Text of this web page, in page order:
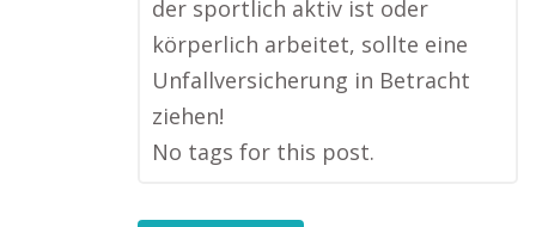
der sportlich aktiv ist oder
körperlich arbeitet, sollte eine
Unfallversicherung in Betracht
ziehen!
No tags for this post.